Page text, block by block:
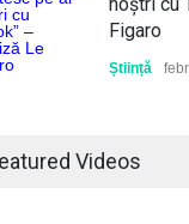
Figaro
Știință
Videos